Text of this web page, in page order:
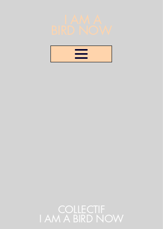
I AM A
BIRD NOW
COLLECTIF
I AM A BIRD NOW